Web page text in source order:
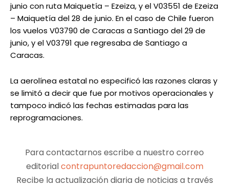
junio con ruta Maiquetía – Ezeiza, y el V03551 de Ezeiza
– Maiquetía del 28 de junio. En el caso de Chile fueron
los vuelos V03790 de Caracas a Santiago del 29 de
junio, y el V03791 que regresaba de Santiago a
Caracas.
La aerolínea estatal no especificó las razones claras y
se limitó a decir que fue por motivos operacionales y
tampoco indicó las fechas estimadas para las
reprogramaciones.
Para contactarnos escribe a nuestro correo
editorialcontrapuntoredaccion@gmail.com
Recibe la actualización diaria de noticias a través